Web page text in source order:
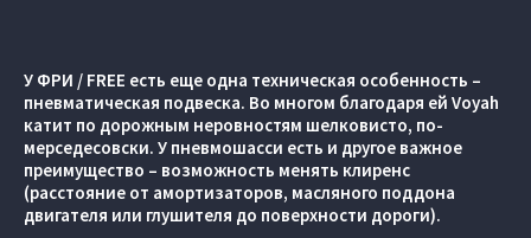
У ФРИ / FREE есть еще одна техническая особенность –
пневматическая подвеска. Во многом благодаря ей Voyah
катит по дорожным неровностям шелковисто, по-
мерседесовски. У пневмошасси есть и другое важное
преимущество – возможность менять клиренс
(расстояние от амортизаторов, масляного поддона
двигателя или глушителя до поверхности дороги).